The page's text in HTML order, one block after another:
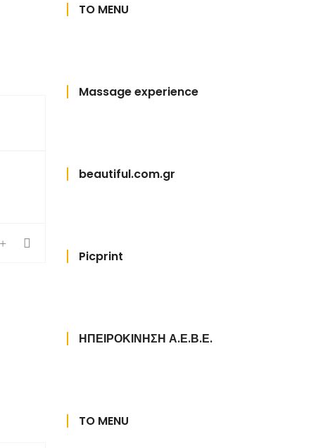
TO MENU
Massage experience
beautiful.com.gr
Picprint
ΗΠΕΙΡΟΚΙΝΗΣΗ Α.Ε.Β.Ε.
TO MENU